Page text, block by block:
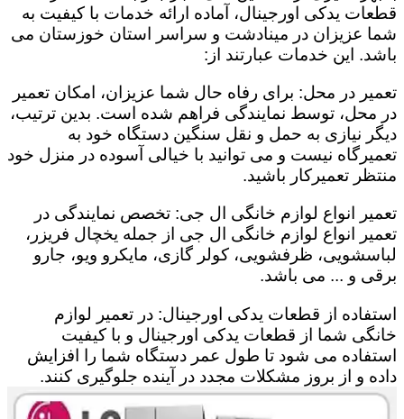
قطعات یدکی اورجینال، آماده ارائه خدمات با کیفیت به
شما عزیزان در مینادشت و سراسر استان خوزستان می
باشد. این خدمات عبارتند از:
تعمیر در محل: برای رفاه حال شما عزیزان، امکان تعمیر
در محل، توسط نمایندگی فراهم شده است. بدین ترتیب،
دیگر نیازی به حمل و نقل سنگین دستگاه خود به
تعمیرگاه نیست و می توانید با خیالی آسوده در منزل خود
منتظر تعمیرکار باشید.
تعمیر انواع لوازم خانگی ال جی: تخصص نمایندگی در
تعمیر انواع لوازم خانگی ال جی از جمله یخچال فریزر،
لباسشویی، ظرفشویی، کولر گازی، مایکرو ویو، جارو
برقی و ... می باشد.
استفاده از قطعات یدکی اورجینال: در تعمیر لوازم
خانگی شما از قطعات یدکی اورجینال و با کیفیت
استفاده می شود تا طول عمر دستگاه شما را افزایش
داده و از بروز مشکلات مجدد در آینده جلوگیری کنند.